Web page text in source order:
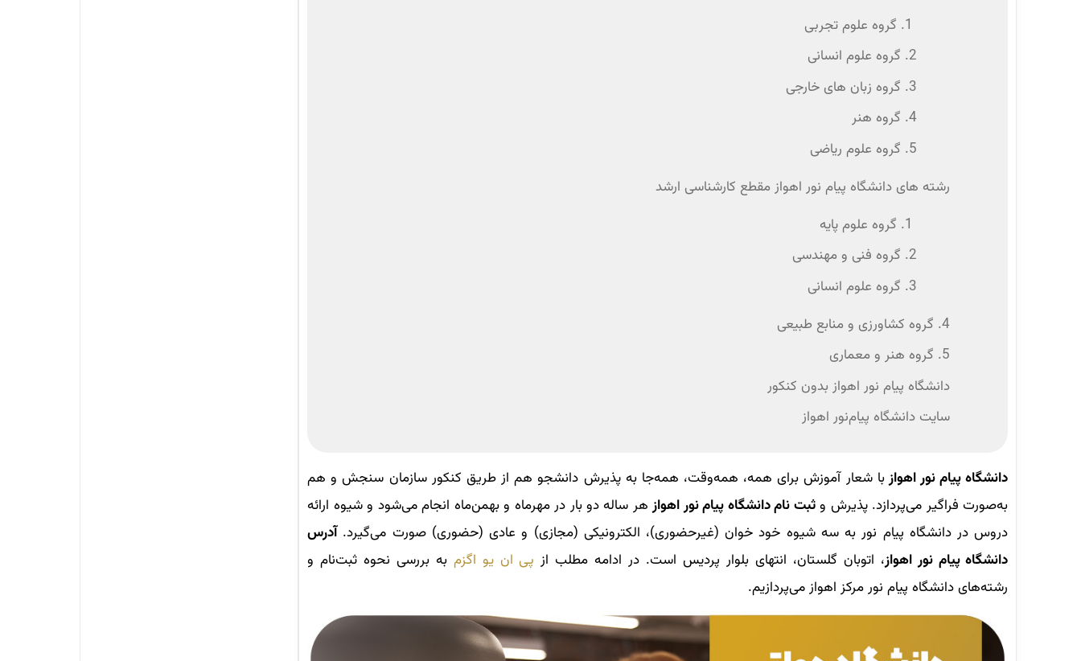
2. گروه علوم انسانی
3. گروه زبان های خارجی
4. گروه هنر
5. گروه علوم ریاضی
رشته های دانشگاه پیام نور اهواز مقطع کارشناسی ارشد
2. گروه فنی و مهندسی
3. گروه علوم انسانی
4. گروه کشاورزی و منابع طبیعی
5. گروه هنر و معماری
دانشگاه پیام نور اهواز بدون کنکور
سایت دانشگاه پیام‌نور اهواز
دانشگاه پیام نور اهوازبا شعار آموزش برای همه، همه‌وقت، همه‌جا به پذیرش دانشجو هم از طریق کنکور سازمان سنجش و هم
به‌صورت فراگیر می‌پردازد. پذیرش وثبت نام دانشگاه پیام نور اهوازهر ساله دو بار در مهرماه و بهمن‌ماه انجام می‌شود و شیوه ارائه
دروس در دانشگاه پیام نور به سه شیوه خود خوان (غیرحضوری)، الکترونیکی (مجازی) و عادی (حضوری) صورت می‌گیرد.آدرس
دانشگاه پیام نور اهواز، اتوبان گلستان، انتهای بلوار پردیس است. در ادامه مطلب از پی ان یو اگزم به بررسی نحوه ثبت‌نام و
رشته‌های دانشگاه پیام نور مرکز اهواز می‌پردازیم.